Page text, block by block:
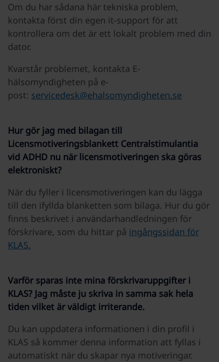
Om du har sådana här tekniska problem,
kontakta först din egen it-support för att
kontrollera om det är ett lokalt problem med din
dator.
Kvarstår problemet, kontakta E-
hälsomyndigheten på e-
post: servicedesk@ehalsomyndigheten.se
Hur gör jag med bilagan till
Licensmotiveringsblankett Centralstimulantia
vid ADHD nu när licensmotiveringen ska göras
elektroniskt?
När du fyller i licensmotiveringen kan du lägga
till den ifyllda blanketten som bilaga. Hur du gör
finns beskrivet i användarhandledningen för
förskrivare, som du hittar på ingångssidan för
KLAS.
Varför sparas inte mina förskrivaruppgifter i
KLAS? Jag måste ju skriva in samma sak hela
tiden vilket är väldigt irriterande.
Du kan uppdatera informationen i din profil i
KLAS så kommer denna information att fyllas i
automatiskt när du skapar nya motiveringar.